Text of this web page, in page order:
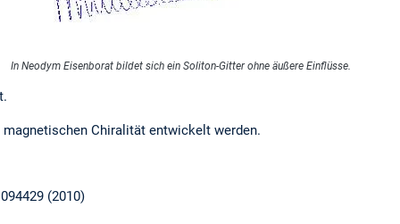
In Neodym Eisenborat bildet sich ein Soliton-Gitter ohne äußere Einflüsse.
Chiralität entwickelt werden.
(2010)